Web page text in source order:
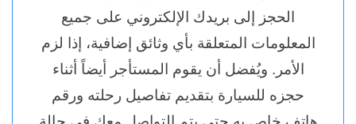
الحجز إلى بريدك الإلكتروني على جميع
المعلومات المتعلقة بأي وثائق إضافية، إذا لزم
الأمر. ويُفضل أن يقوم المستأجر أيضاً أثناء
حجزه للسيارة بتقديم تفاصيل رحلته ورقم